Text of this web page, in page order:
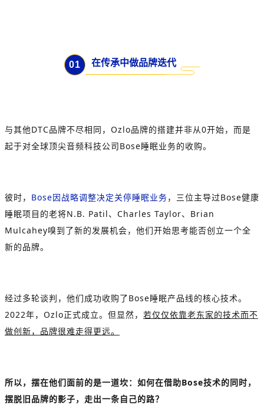
01 在传承中做品牌迭代
与其他DTC品牌不尽相同，Ozlo品牌的搭建并非从0开始，而是
起于对全球顶尖音频科技公司Bose睡眠业务的收购。
彼时， Bose因战略调整决定关停睡眠业务，三位主导过Bose健康
睡眠项目的老将N.B. Patil、Charles Taylor、Brian
Mulcahey嗅到了新的发展机会，他们开始思考能否创立一个全
新的品牌。
经过多轮谈判，他们成功收购了Bose睡眠产品线的核心技术。
2022年，Ozlo正式成立。但显然， 若仅仅依靠老东家的技术而不
做创新，品牌很难走得更远。
所以，摆在他们面前的是一道坎：如何在借助Bose技术的同时，
摆脱旧品牌的影子，走出一条自己的路？